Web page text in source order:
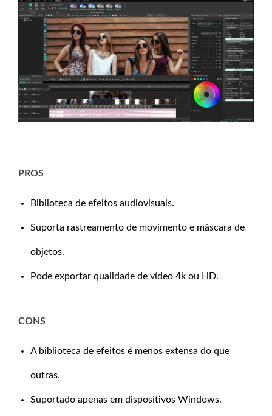
PROS
Biblioteca de efeitos audiovisuais.
Suporta rastreamento de movimento e máscara de
objetos.
Pode exportar qualidade de vídeo 4k ou HD.
CONS
A biblioteca de efeitos é menos extensa do que
outras.
Suportado apenas em dispositivos Windows.